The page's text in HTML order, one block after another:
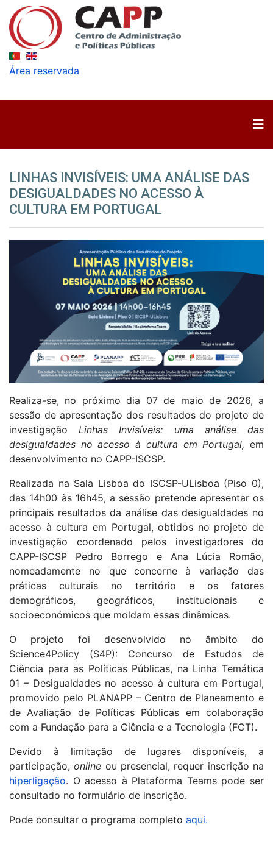
Área reservada
LINHAS INVISÍVEIS: UMA ANÁLISE DAS
DESIGUALDADES NO ACESSO À
CULTURA EM PORTUGAL
Realiza-se, no próximo dia 07 de maio de 2026, a
sessão de apresentação dos resultados do projeto de
investigaçãoLinhas Invisíveis: uma análise das
desigualdades no acesso à cultura em Portugal, em
desenvolvimento no CAPP-ISCSP.
Realizada na Sala Lisboa do ISCSP-ULisboa (Piso 0),
das 14h00 às 16h45, a sessão pretende apresentar os
principais resultados da análise das desigualdades no
acesso à cultura em Portugal, obtidos no projeto de
investigação coordenado pelos investigadores do
CAPP-ISCSP Pedro Borrego e Ana Lúcia Romão,
nomeadamente no que concerne à variação das
práticas culturais no território e os fatores
demográficos, geográficos, institucionais e
socioeconómicos que moldam essas dinâmicas.
O projeto foi desenvolvido no âmbito do
Science4Policy (S4P): Concurso de Estudos de
Ciência para as Políticas Públicas, na Linha Temática
01 – Desigualdades no acesso à cultura em Portugal,
promovido pelo PLANAPP – Centro de Planeamento e
de Avaliação de Políticas Públicas em colaboração
com a Fundação para a Ciência e a Tecnologia (FCT).
Devido à limitação de lugares disponíveis, a
participação,online ou presencial, requer inscrição na
hiperligação. O acesso à Plataforma Teams pode ser
consultado no formulário de inscrição.
Pode consultar o programa completo aqui.